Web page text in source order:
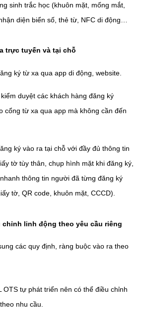
sinh trắc học (khuôn mặt, mống mắt,
diện biển số, thẻ từ, NFC di động…
trực tuyến và tại chỗ
ký từ xa qua app di động, website.
duyệt các khách hàng đăng ký
cổng từ xa qua app mà không cần đến
ký vào ra tại chỗ với đầy đủ thông tin
tờ tùy thân, chụp hình mặt khi đăng ký,
thông tin người đã từng đăng ký
tờ, QR code, khuôn mặt, CCCD).
chỉnh linh động theo yêu cầu riêng
các quy định, ràng buộc vào ra theo
OTS tự phát triển nên có thể điều chỉnh
nhu cầu.